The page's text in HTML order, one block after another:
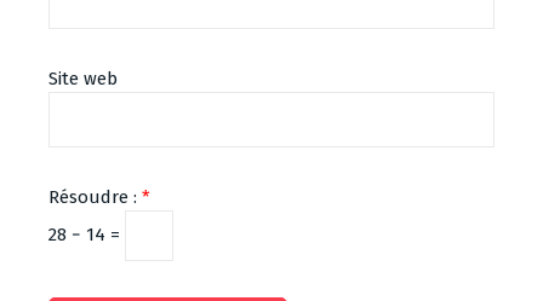
Site web
Résoudre : *
28 − 14 =